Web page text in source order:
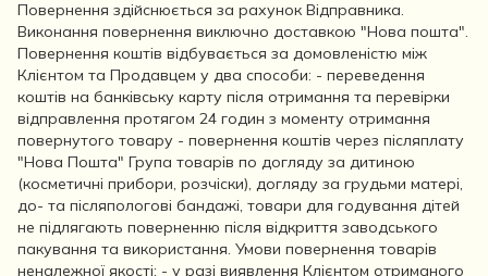
Повернення здійснюється за рахунок Відправника.
Виконання повернення виключно доставкою "Нова пошта".
Повернення коштів відбувається за домовленістю між
Клієнтом та Продавцем у два способи: - переведення
коштів на банківську карту після отримання та перевірки
відправлення протягом 24 годин з моменту отримання
повернутого товару - повернення коштів через післяплату
"Нова Пошта" Група товарів по догляду за дитиною
(косметичні прибори, розчіски), догляду за грудьми матері,
до- та післяпологові бандажі, товари для годування дітей
не підлягають поверненню після відкриття заводського
пакування та використання. Умови повернення товарів
неналежної якості: - у разі виявлення Клієнтом отриманого